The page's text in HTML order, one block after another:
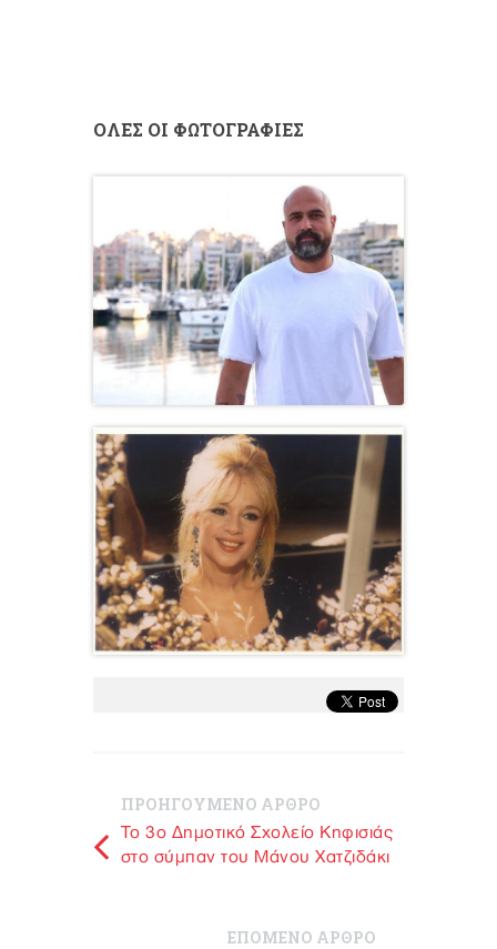
ΟΛΕΣ ΟΙ ΦΩΤΟΓΡΑΦΙΕΣ
ΠΡΟΗΓΟΥΜΕΝΟ ΑΡΘΡΟ
Το 3ο Δημοτικό Σχολείο Κηφισιάς
στο σύμπαν του Μάνου Χατζιδάκι
ΕΠΟΜΕΝΟ ΑΡΘΡΟ